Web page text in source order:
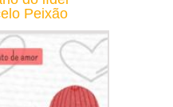
Peixão